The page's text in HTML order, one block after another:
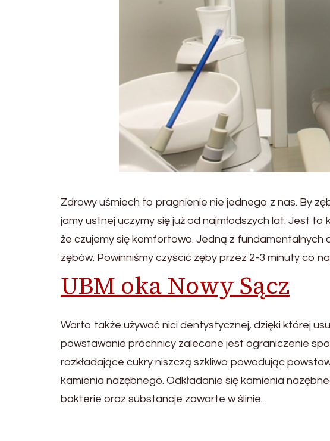
Zdrowy uśmiech to pragnienie nie jednego z nas. By
jamy ustnej uczymy się już od najmłodszych lat. Jest
że czujemy się komfortowo. Jedną z
zębów. Powinniśmy czyścić zęby przez 2-3 minuty co
UBM oka Nowy Sącz
Warto także używać nici dentystycznej, dzięki której
powstawanie próchnicy zalecane jest ograniczenie
rozkładające cukry niszczą szkliwo powodując
kamienia nazębnego. Odkładanie się kamienia
bakterie oraz substancje zawarte w ślinie.